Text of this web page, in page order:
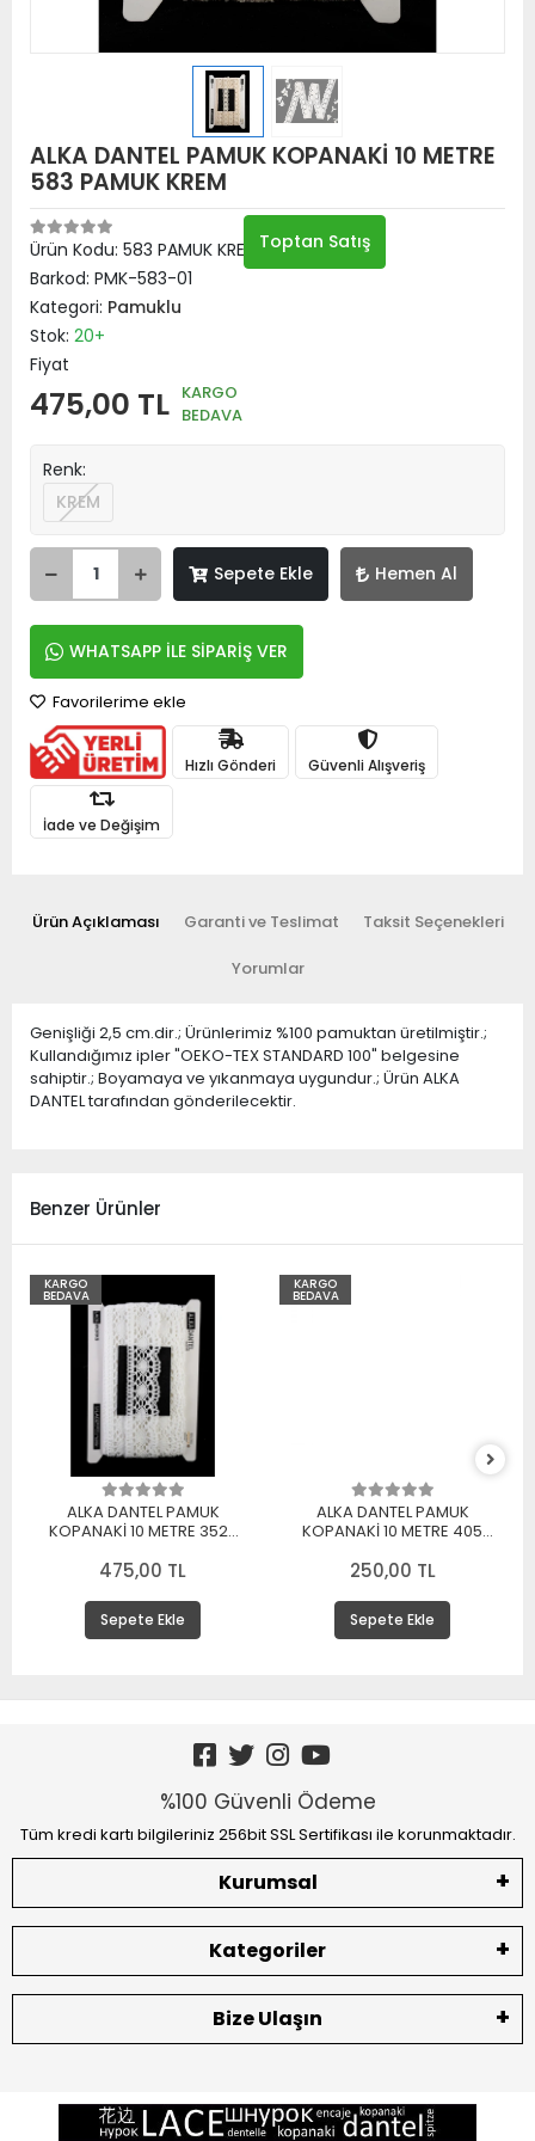
ALKA DANTEL PAMUK KOPANAKİ 10 METRE
583 PAMUK KREM
Ürün Kodu: 583 PAMUK KREM
Barkod: PMK-583-01
Kategori: Pamuklu
Stok: 20+
Fiyat
475,00 TL KARGO
BEDAVA
Renk:
KREM
Sepete Ekle Hemen Al
WHATSAPP İLE SİPARİŞ VER
Toptan Satış
Favorilerime ekle
Hızlı Gönderi Güvenli Alışveriş
İade ve Değişim
Ürün Açıklaması Garanti ve Teslimat Taksit Seçenekleri
Yorumlar
Genişliği 2,5 cm.dir.; Ürünlerimiz %100 pamuktan üretilmiştir.;
Kullandığımız ipler "OEKO-TEX STANDARD 100" belgesine
sahiptir.; Boyamaya ve yıkanmaya uygundur.; Ürün ALKA
DANTEL tarafından gönderilecektir.
Benzer Ürünler
KARGO
BEDAVA
ALKA DANTEL PAMUK
KOPANAKİ 10 METRE 3520
475,00 TL
Sepete Ekle
KARGO
BEDAVA
ALKA DANTEL PAMUK
KOPANAKİ 10 METRE 405
250,00 TL
Sepete Ekle
%100 Güvenli Ödeme
Tüm kredi kartı bilgileriniz 256bit SSL Sertifikası ile korunmaktadır.
Kurumsal
Kategoriler
Bize Ulaşın